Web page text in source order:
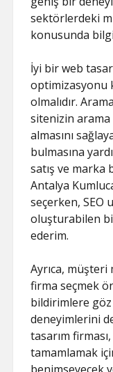
sektörlerdeki
konusunda
İyi bir web
optimizasyonu
olmalıdır.
sitenizin arama
almasını
bulmasına
satış ve marka
Antalya
seçerken, SEO
oluşturabilen
ederim.
Ayrıca,
firma seçmek
bildirimlere
deneyimlerini
tasarım
tamamlamak